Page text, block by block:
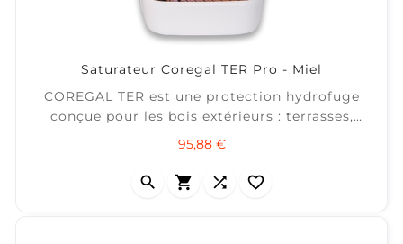
Saturateur Coregal TER Pro - Miel
COREGAL TER est une protection hydrofuge
conçue pour les bois extérieurs : terrasses,
caillebotis, tours de piscine, bardages, chalets,
clôtures, portails… Elle nourrit le bois et
valorise son aspect naturel tout en limitant les
taches, le grisaillement et la décoloration liés
95,88 €Prix
   